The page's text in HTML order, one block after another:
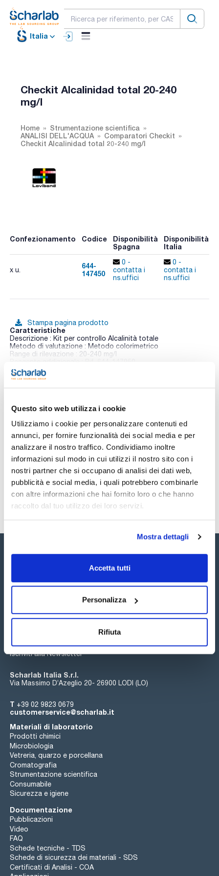
Questo sito web utilizza i cookie
Utilizziamo i cookie per personalizzare contenuti ed
annunci, per fornire funzionalità dei social media e per
analizzare il nostro traffico. Condividiamo inoltre
informazioni sul modo in cui utilizzi il nostro sito con i
nostri partner che si occupano di analisi dei dati web,
pubblicità e social media, i quali potrebbero combinarle
con altre informazioni che hai fornito loro o che hanno
raccolto dal tuo utilizzo dei loro servizi.
Mostra dettagli
Accetta tutti
Personalizza
Rifiuta
Italia
Checkit Alcalinidad total 20-240
mg/l
Home
Strumentazione scientifica
ANALISI DELL'ACQUA
Comparatori Checkit
Checkit Alcalinidad total 20-240 mg/l
Confezionamento Codice
Disponibilità
Spagna
Disponibilità
Italia
x u.
644-
147450
0 -
contatta i
ns.uffici
0 -
contatta i
ns.uffici
Stampa pagina prodotto
Caratteristiche
Descrizione : Kit per controllo Alcalinità totale
Metodo di valutazione : Metodo colorimetrico
Range di rilevazione : 20-240 mg/l
Conf. (unità) : 1
Per ampliare l'uso del supporto o rinnovare i suoi accessori,
disco e il necessario per (solitamente) 30 analisi.
Quest'ultimo viene presentato come il Checkit, ma in formato
economico, senza valigetta né supporto (per il Test Pack
vedere rif. in colonna 'reagente aggiuntivo').
Consultare per i reagenti di ricambio.
Documentazione tecnica
TDS / Scheda tecnica
Registrati per i download
COA
Registrati per i download
SDS / Scheda di
Registrati per i download
Seguici:
Iscriviti alla Newsletter
Scharlab Italia S.r.l.
Via Massimo D’Azeglio 20- 26900 LODI (LO)
T +39 02 9823 0679
customerservice@scharlab.it
Materiali di laboratorio
Prodotti chimici
Microbiologia
Vetreria, quarzo e porcellana
Cromatografia
Strumentazione scientifica
Consumabile
Sicurezza e igiene
Documentazione
Pubblicazioni
Video
FAQ
Schede tecniche - TDS
Schede di sicurezza dei materiali - SDS
Certificati di Analisi - COA